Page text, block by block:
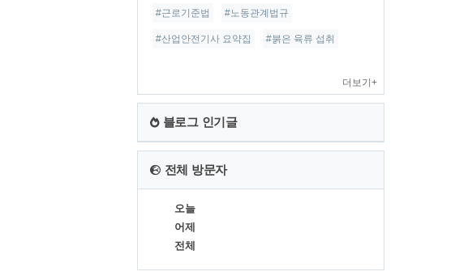
#근로기준법 #노동관계법규
#산업안전기사 요약집 #붉은 육류 섭취
더보기+
블로그 인기글
전체 방문자
오늘
어제
전체